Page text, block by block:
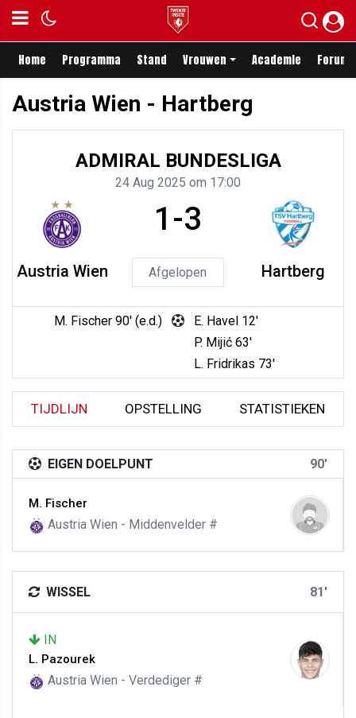
Home Programma Stand Vrouwen Academie Forum
Austria Wien - Hartberg
ADMIRAL BUNDESLIGA
24 Aug 2025 om 17:00
Austria Wien
1-3
Afgelopen Hartberg
M. Fischer 90' (e.d.)
E. Havel 12'
P. Mijić 63'
L. Fridrikas 73'
TIJDLIJN OPSTELLING STATISTIEKEN
EIGEN DOELPUNT 90'
M. Fischer
Austria Wien - Middenvelder #
WISSEL 81'
IN
L. Pazourek
Austria Wien - Verdediger #